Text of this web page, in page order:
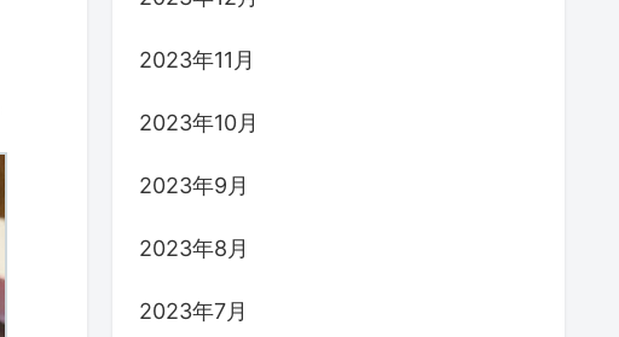
2023年11月
2023年10月
2023年9月
2023年8月
2023年7月